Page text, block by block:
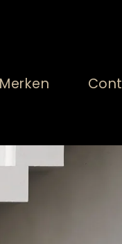
Merken